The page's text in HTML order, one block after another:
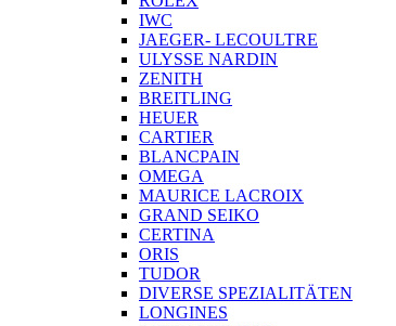
IWC
JAEGER- LECOULTRE
ULYSSE NARDIN
ZENITH
BREITLING
HEUER
CARTIER
BLANCPAIN
OMEGA
MAURICE LACROIX
GRAND SEIKO
CERTINA
ORIS
TUDOR
DIVERSE SPEZIALITÄTEN
LONGINES